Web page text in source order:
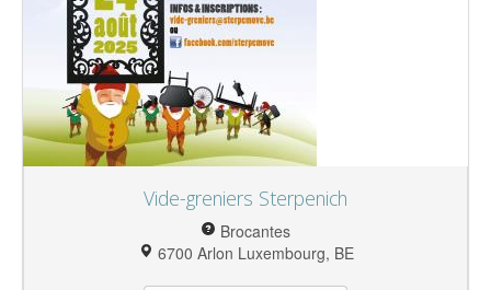
Vide-greniers Sterpenich
Brocantes
6700 Arlon Luxembourg, BE